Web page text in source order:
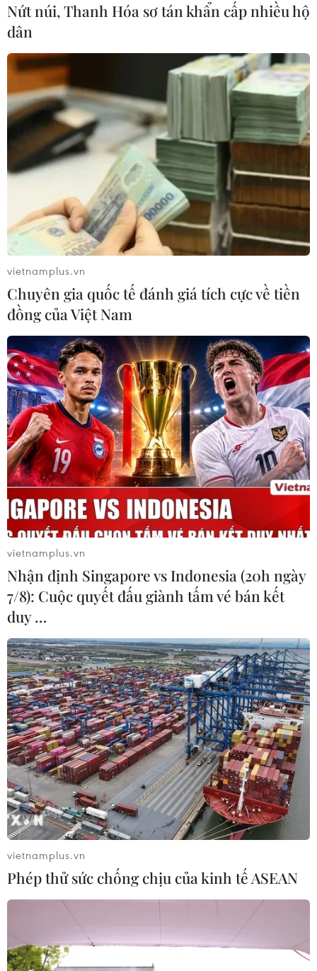
theo Chỉ thị 16 với 9 phường của quận Ninh Kiều và
quận Cái Răng. Thành phố Phủ Lý cũng thu hẹp giãn
Ổ dịch COVID-19 lây lan nhanh, Hà Nam
thiết lập 12 vùng cách ly y tế
24/09/2021 05:59
Từ ca bệnh được phát hiện vào chiều 19/9, đến nay,
tỉnh đã ghi nhận 64 trường hợp dương tính với SARS-
CoV-2 tại thành phố Phủ Lý, huyện Thanh Liêm và huyện
Kim Bảng.
Đoàn cán bộ y tế Hà Nội hỗ trợ tỉnh Hà
Nam phòng, chống dịch COVID-19
24/09/2021 09:51
Với tinh thần “Cả nước vì Hà Nội, Hà Nội vì cả nước,”
các cán bộ y tế Thủ đô sẵn sàng lên đường để chia sẻ
khó khăn với tỉnh Hà Nam, quyết tâm khống chế, đẩy lùi
dịch bệnh COVID-19 nhanh chóng.
Nứt núi, Thanh Hóa sơ tán khẩn cấp nhiều hộ
dân
vietnamplus.vn
Chuyên gia quốc tế đánh giá tích cực về tiền
đồng của Việt Nam
vietnamplus.vn
Nhận định Singapore vs Indonesia (20h ngày
7/8): Cuộc quyết đấu giành tấm vé bán kết
duy …
vietnamplus.vn
Phép thử sức chống chịu của kinh tế ASEAN